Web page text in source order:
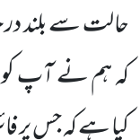
حالت سے بلند
کہ ہم نے آپ کو
کیا ہے کہ جس پر